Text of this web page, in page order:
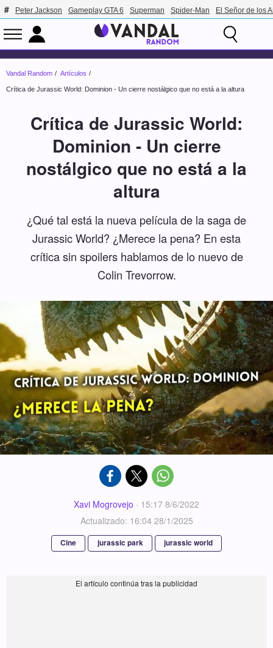
Peter Jackson Gameplay GTA 6 Superman Spider-Man El Señor de los
Vandal Random Artículos
Crítica de Jurassic World: Dominion - Un cierre nostálgico que no está a la altura
Crítica de Jurassic World:
Dominion - Un cierre
nostálgico que no está a la
altura
¿Qué tal está la nueva película de la saga de
Jurassic World? ¿Merece la pena? En esta
crítica sin spoilers hablamos de lo nuevo de
Colin Trevorrow.
Xavi Mogrovejo · 15:17 8/6/2022
Actualizado: 16:04 28/1/2025
Cine jurassic park jurassic world